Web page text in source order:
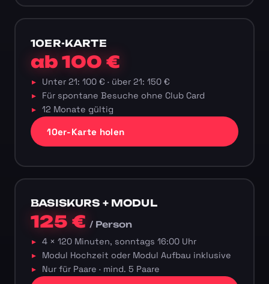
10ER-KARTE
ab 100 €
Unter 21: 100 € · über 21: 150 €
Für spontane Besuche ohne Club Card
12 Monate gültig
10er-Karte holen
BASISKURS + MODUL
125 €/ Person
4 × 120 Minuten, sonntags 16:00 Uhr
Modul Hochzeit oder Modul Aufbau inklusive
Nur für Paare · mind. 5 Paare